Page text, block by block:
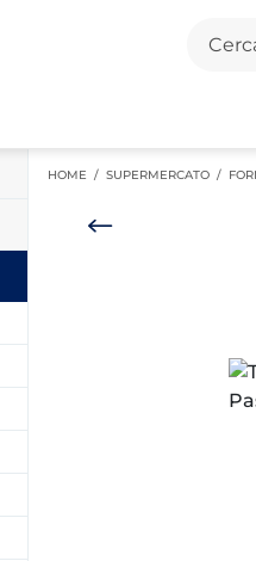
Cerca
HOME / SUPERMERCATO /